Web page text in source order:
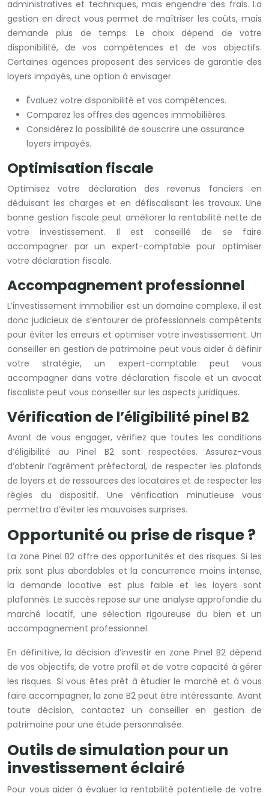
administratives et techniques, mais engendre des frais. La
gestion en direct vous permet de maîtriser les coûts, mais
demande plus de temps. Le choix dépend de votre
disponibilité, de vos compétences et de vos objectifs.
Certaines agences proposent des services de garantie des
loyers impayés, une option à envisager.
Évaluez votre disponibilité et vos compétences.
Comparez les offres des agences immobilières.
Considérez la possibilité de souscrire une assurance
loyers impayés.
Optimisation fiscale
Optimisez votre déclaration des revenus fonciers en
déduisant les charges et en défiscalisant les travaux. Une
bonne gestion fiscale peut améliorer la rentabilité nette de
votre investissement. Il est conseillé de se faire
accompagner par un expert-comptable pour optimiser
votre déclaration fiscale.
Accompagnement professionnel
L’investissement immobilier est un domaine complexe, il est
donc judicieux de s’entourer de professionnels compétents
pour éviter les erreurs et optimiser votre investissement. Un
conseiller en gestion de patrimoine peut vous aider à définir
votre stratégie, un expert-comptable peut vous
accompagner dans votre déclaration fiscale et un avocat
fiscaliste peut vous conseiller sur les aspects juridiques.
Vérification de l’éligibilité pinel B2
Avant de vous engager, vérifiez que toutes les conditions
d’éligibilité au Pinel B2 sont respectées. Assurez-vous
d’obtenir l’agrément préfectoral, de respecter les plafonds
de loyers et de ressources des locataires et de respecter les
règles du dispositif. Une vérification minutieuse vous
permettra d’éviter les mauvaises surprises.
Opportunité ou prise de risque ?
La zone Pinel B2 offre des opportunités et des risques. Si les
prix sont plus abordables et la concurrence moins intense,
la demande locative est plus faible et les loyers sont
plafonnés. Le succès repose sur une analyse approfondie du
marché locatif, une sélection rigoureuse du bien et un
accompagnement professionnel.
En définitive, la décision d’investir en zone Pinel B2 dépend
de vos objectifs, de votre profil et de votre capacité à gérer
les risques. Si vous êtes prêt à étudier le marché et à vous
faire accompagner, la zone B2 peut être intéressante. Avant
toute décision, contactez un conseiller en gestion de
patrimoine pour une étude personnalisée.
Outils de simulation pour un
investissement éclairé
Pour vous aider à évaluer la rentabilité potentielle de votre